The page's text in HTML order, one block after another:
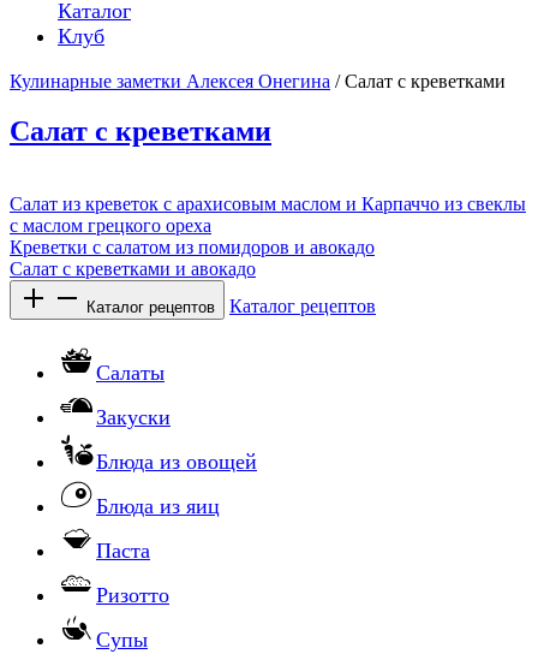
Каталог
Клуб
Кулинарные заметки Алексея Онегина / Салат с креветками
Салат с креветками
Салат из креветок с арахисовым маслом и Карпаччо из свеклы
с маслом грецкого ореха
Креветки с салатом из помидоров и авокадо
Салат с креветками и авокадо
Каталог рецептов Каталог рецептов
Салаты
Закуски
Блюда из овощей
Блюда из яиц
Паста
Ризотто
Супы